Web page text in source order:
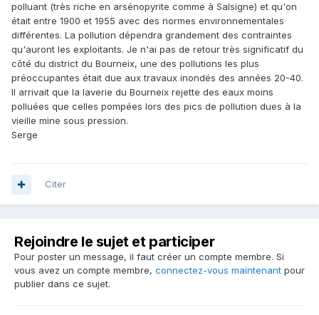
polluant (très riche en arsénopyrite comme à Salsigne) et qu'on
était entre 1900 et 1955 avec des normes environnementales
différentes. La pollution dépendra grandement des contraintes
qu'auront les exploitants. Je n'ai pas de retour très significatif du
côté du district du Bourneix, une des pollutions les plus
préoccupantes était due aux travaux inondés des années 20-40.
Il arrivait que la laverie du Bourneix rejette des eaux moins
polluées que celles pompées lors des pics de pollution dues à la
vieille mine sous pression.
Serge
Citer
Rejoindre le sujet et participer
Pour poster un message, il faut créer un compte membre. Si
vous avez un compte membre, connectez-vous maintenant pour
publier dans ce sujet.